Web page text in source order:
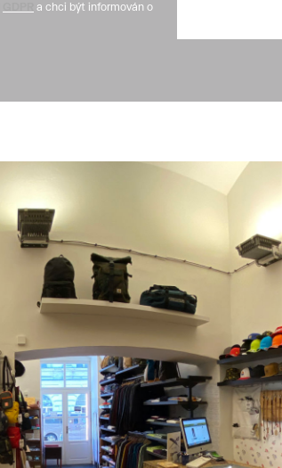
a chci být informován o